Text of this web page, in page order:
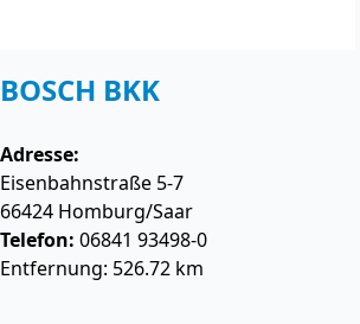
BOSCH BKK
Adresse:
Eisenbahnstraße 5-7
66424 Homburg/Saar
Telefon: 06841 93498-0
Entfernung: 526.72 km